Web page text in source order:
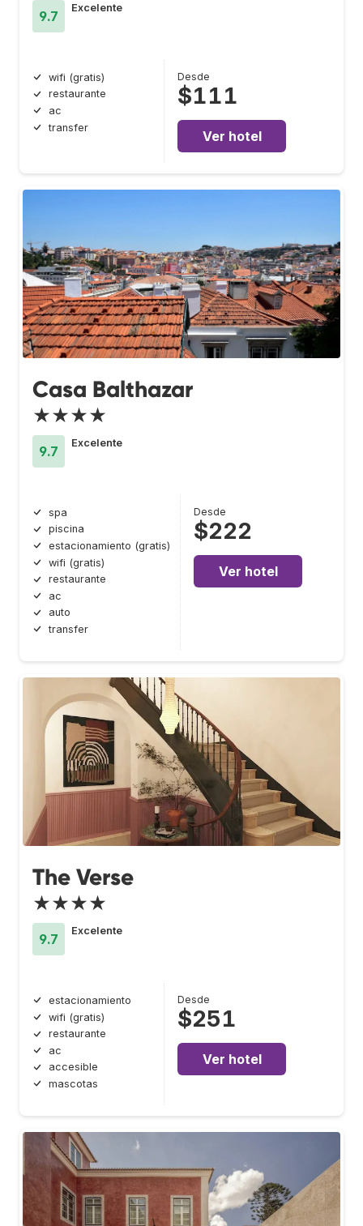
9.7
Excelente
wifi (gratis)
restaurante
ac
transfer
Desde
$111
Ver hotel
Casa Balthazar
★★★★
9.7
Excelente
spa
piscina
estacionamiento (gratis)
wifi (gratis)
restaurante
ac
auto
transfer
Desde
$222
Ver hotel
The Verse
★★★★
9.7
Excelente
estacionamiento
wifi (gratis)
restaurante
ac
accesible
mascotas
Desde
$251
Ver hotel